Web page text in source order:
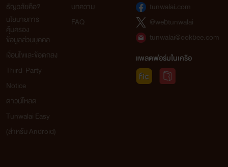
EX (ตัวอย่าง)
ธัญวลัยคือ?
นโยบายการ
คุ้มครอง
ข้อมูลส่วนบุคคล
เงื่อนไขและข้อตกลง
Third-Party
Notice
ดาวน์โหลด
Tunwalai Easy
(สำหรับ Android)
บทความ
FAQ
tunwalai.com
@webtunwalai
tunwalai@ookbee.com
แพลตฟอร์มในเครือ